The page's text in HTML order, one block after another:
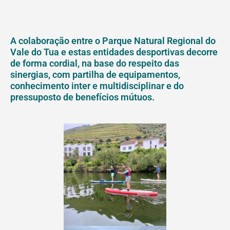
A colaboração entre o Parque Natural Regional do
Vale do Tua e estas entidades desportivas decorre
de forma cordial, na base do respeito das
sinergias, com partilha de equipamentos,
conhecimento inter e multidisciplinar e do
pressuposto de benefícios mútuos.